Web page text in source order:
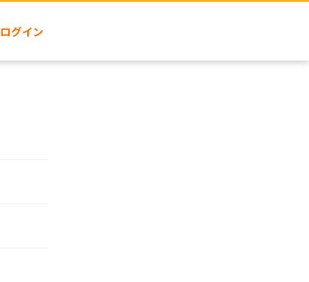
ログイン